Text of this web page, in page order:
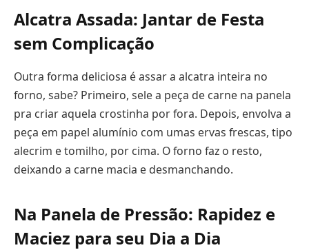
Alcatra Assada: Jantar de Festa
sem Complicação
Outra forma deliciosa é assar a alcatra inteira no
forno, sabe? Primeiro, sele a peça de carne na panela
pra criar aquela crostinha por fora. Depois, envolva a
peça em papel alumínio com umas ervas frescas, tipo
alecrim e tomilho, por cima. O forno faz o resto,
deixando a carne macia e desmanchando.
Na Panela de Pressão: Rapidez e
Maciez para seu Dia a Dia